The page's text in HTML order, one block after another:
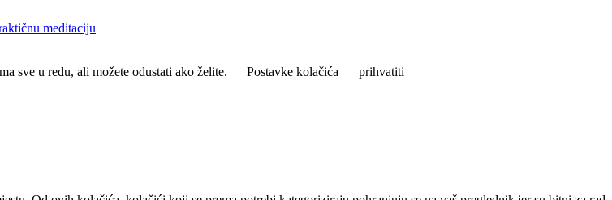
meditaciju
sve u redu, ali možete odustati ako želite.
Postavke kolačića
prihvatiti